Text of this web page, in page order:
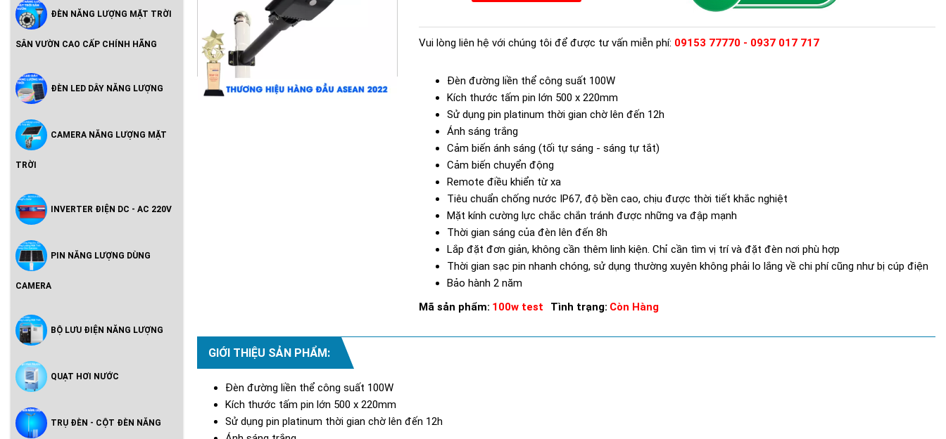
Vườn Cao Cấp Chính Hãng
Hoàng Quốc Bảo - Độ Sáng Cao,
ĐÈN NĂNG LƯỢNG MẶT TRỜI
SÂN VƯỜN CAO CẤP CHÍNH HÃNG
ĐÈN LED DÂY NĂNG LƯỢNG
CAMERA NĂNG LƯỢNG MẶT
TRỜI
INVERTER ĐIỆN DC - AC 220V
PIN NĂNG LƯỢNG DÙNG
CAMERA
BỘ LƯU ĐIỆN NĂNG LƯỢNG
QUẠT HƠI NƯỚC
TRỤ ĐÈN - CỘT ĐÈN NĂNG
Vui lòng liên hệ với chúng tôi để được tư vấn miễn phí: 09153 77770 - 0937 017 717
Đèn đường liền thể công suất 100W
Kích thước tấm pin lớn 500 x 220mm
Sử dụng pin platinum thời gian chờ lên đến 12h
Ánh sáng trắng
Cảm biến ánh sáng (tối tự sáng - sáng tự tắt)
Cảm biến chuyển động
Remote điều khiển từ xa
Tiêu chuẩn chống nước IP67, độ bền cao, chịu được thời tiết khắc nghiệt
Mặt kính cường lực chắc chắn tránh được những va đập mạnh
Thời gian sáng của đèn lên đến 8h
Lắp đặt đơn giản, không cần thêm linh kiện. Chỉ cần tìm vị trí và đặt đèn nơi phù hợp
Thời gian sạc pin nhanh chóng, sử dụng thường xuyên không phải lo lắng về chi phí cũng như bị cúp điện
Bảo hành 2 năm
Mã sản phẩm: 100w test Tình trạng: Còn Hàng
GIỚI THIỆU SẢN PHẨM:
Đèn đường liền thể công suất 100W
Kích thước tấm pin lớn 500 x 220mm
Sử dụng pin platinum thời gian chờ lên đến 12h